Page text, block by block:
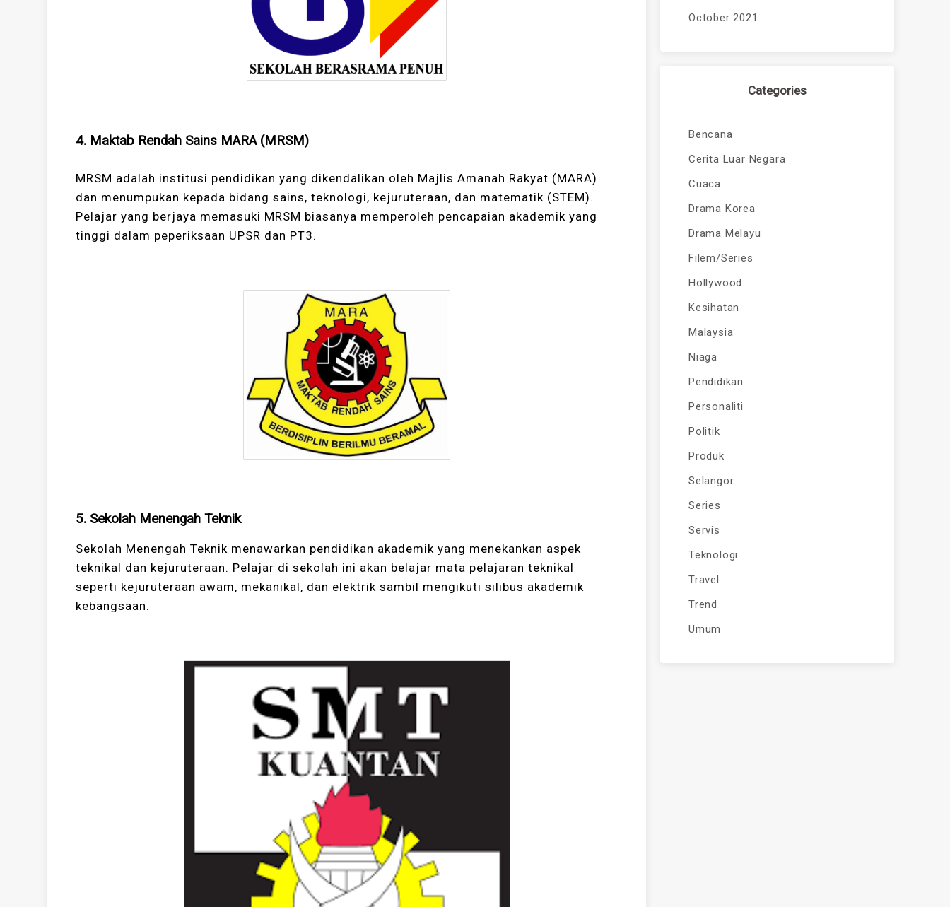
4. Maktab Rendah Sains MARA (MRSM)
MRSM adalah institusi pendidikan yang dikendalikan oleh Majlis Amanah Rakyat (MARA)
dan menumpukan kepada bidang sains, teknologi, kejuruteraan, dan matematik (STEM).
Pelajar yang berjaya memasuki MRSM biasanya memperoleh pencapaian akademik yang
tinggi dalam peperiksaan UPSR dan PT3.
5. Sekolah Menengah Teknik
Sekolah Menengah Teknik menawarkan pendidikan akademik yang menekankan aspek
teknikal dan kejuruteraan. Pelajar di sekolah ini akan belajar mata pelajaran teknikal
seperti kejuruteraan awam, mekanikal, dan elektrik sambil mengikuti silibus akademik
kebangsaan.
October 2021
Categories
Bencana
Cerita Luar Negara
Cuaca
Drama Korea
Drama Melayu
Filem/Series
Hollywood
Kesihatan
Malaysia
Niaga
Pendidikan
Personaliti
Politik
Produk
Selangor
Series
Servis
Teknologi
Travel
Trend
Umum